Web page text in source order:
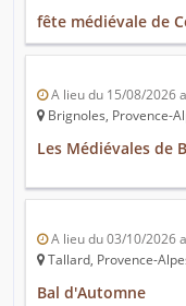
fête médiévale de
A lieu du 15/08/2026
Brignoles, Provence-
Les Médiévales de
A lieu du 03/10/2026
Tallard, Provence-
Bal d'Automne